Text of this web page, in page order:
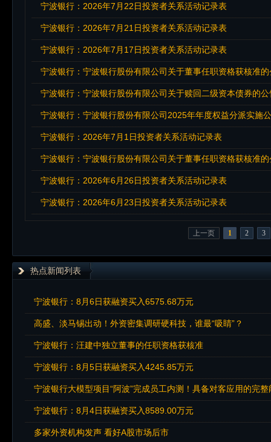
宁波银行：2026年7月22日投资者关系活动记录表
宁波银行：2026年7月21日投资者关系活动记录表
宁波银行：2026年7月17日投资者关系活动记录表
宁波银行：宁波银行股份有限公司关于董事任职资格获核准的
宁波银行：宁波银行股份有限公司关于赎回二级资本债券的公
宁波银行：宁波银行股份有限公司2025年年度权益分派实施
宁波银行：2026年7月1日投资者关系活动记录表
宁波银行：宁波银行股份有限公司关于董事任职资格获核准的
宁波银行：2026年6月26日投资者关系活动记录表
宁波银行：2026年6月23日投资者关系活动记录表
上一页 1 2 3
热点新闻列表
宁波银行：8月6日获融资买入6575.68万元
高盛、淡马锡出动！外资密集调研硬科技，谁最“吸睛”？
宁波银行：汪建中独立董事的任职资格获核准
宁波银行：8月5日获融资买入4245.85万元
宁波银行大模型项目“阿波”完成员工内测！具备对客应用的完整
宁波银行：8月4日获融资买入8589.00万元
多家外资机构发声 看好A股市场后市